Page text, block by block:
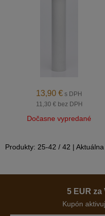
13,90 € s DPH
11,30 € bez DPH
Dočasne vypredané
Produkty: 25-42 / 42 |
5 EUR za
Kupón